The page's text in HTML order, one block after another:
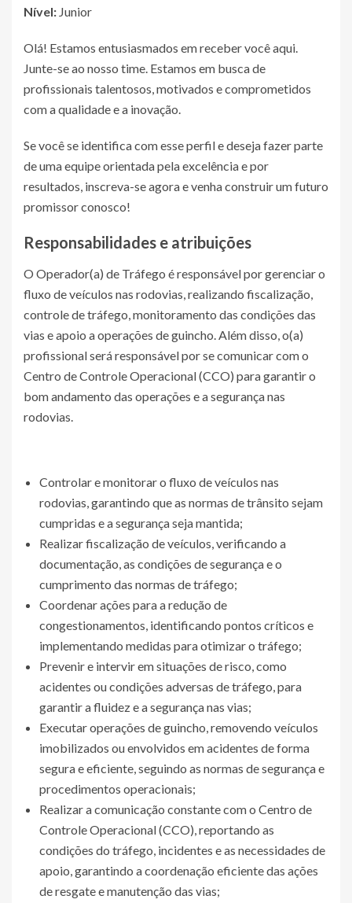
Nível: Junior
Olá! Estamos entusiasmados em receber você aqui.
Junte-se ao nosso time. Estamos em busca de
profissionais talentosos, motivados e comprometidos
com a qualidade e a inovação.
Se você se identifica com esse perfil e deseja fazer parte
de uma equipe orientada pela excelência e por
resultados, inscreva-se agora e venha construir um futuro
promissor conosco!
Responsabilidades e atribuições
O Operador(a) de Tráfego é responsável por gerenciar o
fluxo de veículos nas rodovias, realizando fiscalização,
controle de tráfego, monitoramento das condições das
vias e apoio a operações de guincho. Além disso, o(a)
profissional será responsável por se comunicar com o
Centro de Controle Operacional (CCO) para garantir o
bom andamento das operações e a segurança nas
rodovias.
Controlar e monitorar o fluxo de veículos nas
rodovias, garantindo que as normas de trânsito sejam
cumpridas e a segurança seja mantida;
Realizar fiscalização de veículos, verificando a
documentação, as condições de segurança e o
cumprimento das normas de tráfego;
Coordenar ações para a redução de
congestionamentos, identificando pontos críticos e
implementando medidas para otimizar o tráfego;
Prevenir e intervir em situações de risco, como
acidentes ou condições adversas de tráfego, para
garantir a fluidez e a segurança nas vias;
Executar operações de guincho, removendo veículos
imobilizados ou envolvidos em acidentes de forma
segura e eficiente, seguindo as normas de segurança e
procedimentos operacionais;
Realizar a comunicação constante com o Centro de
Controle Operacional (CCO), reportando as
condições do tráfego, incidentes e as necessidades de
apoio, garantindo a coordenação eficiente das ações
de resgate e manutenção das vias;